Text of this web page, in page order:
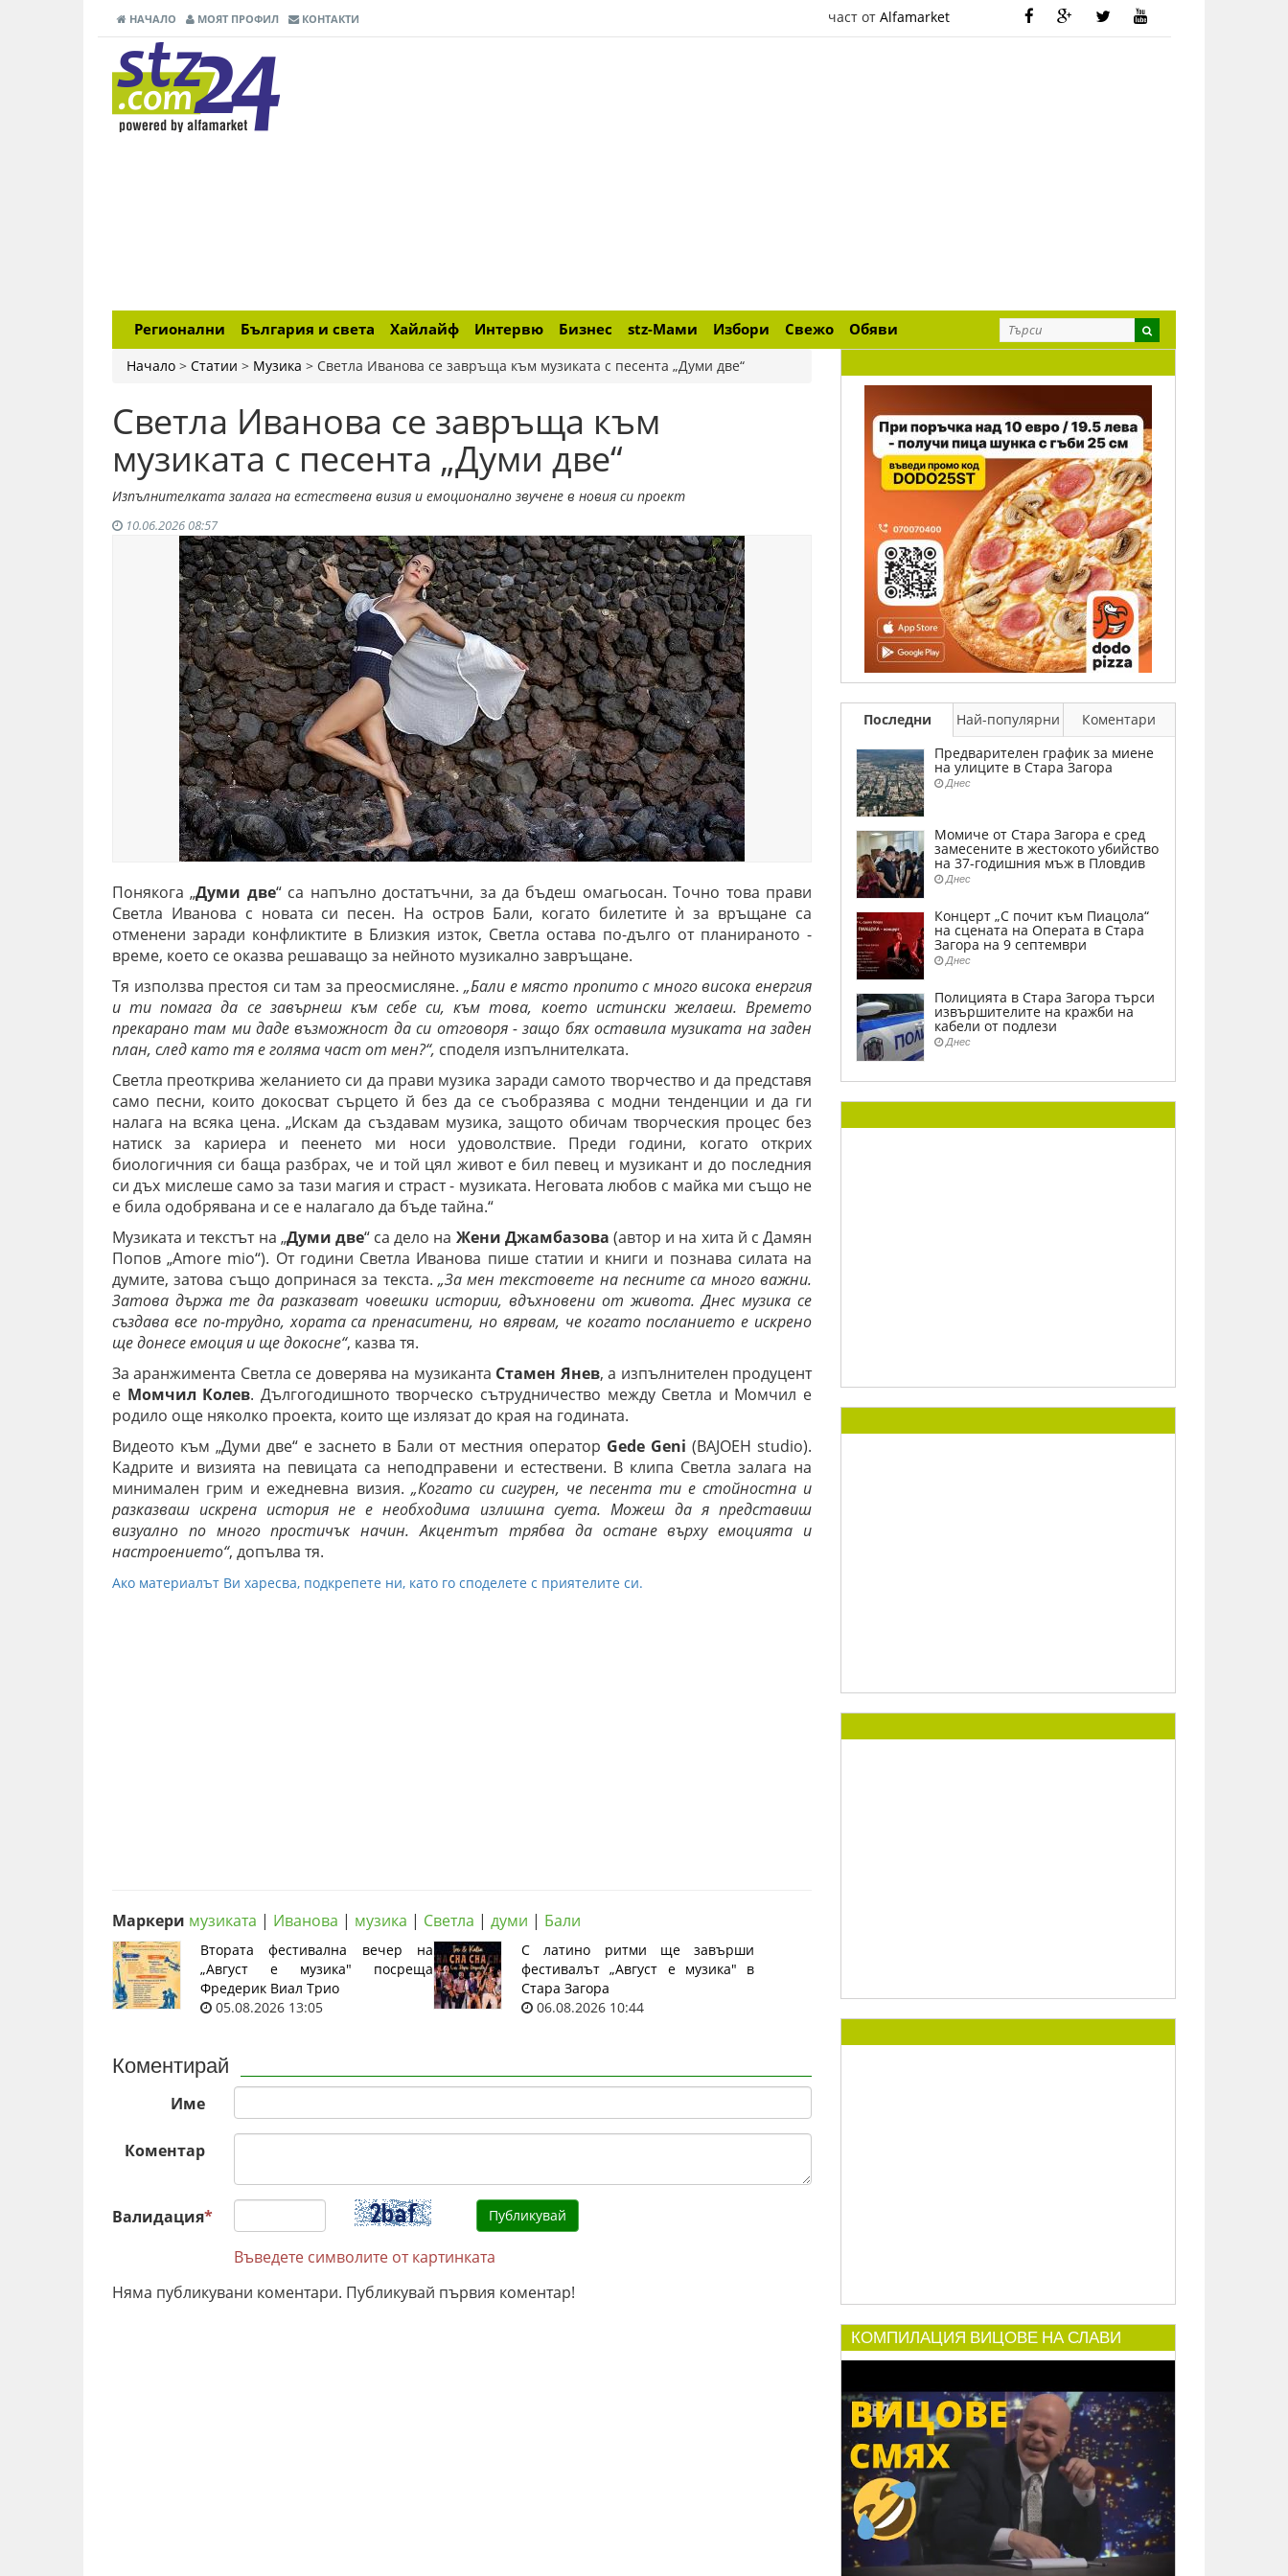
НАЧАЛО МОЯТ ПРОФИЛ КОНТАКТИ част от Alfamarket
Регионални България и света Хайлайф Интервю Бизнес stz-Мами Избори Свежо Обяви
Начало > Статии > Музика > Светла Иванова се завръща към музиката с песента „Думи две“
Светла Иванова се завръща към
музиката с песента „Думи две“
Изпълнителката залага на естествена визия и емоционално звучене в новия си проект
10.06.2026 08:57
Понякога „Думи две“ са напълно достатъчни, за да бъдеш омагьосан. Точно това прави
Светла Иванова с новата си песен. На остров Бали, когато билетите ѝ за връщане са
отменени заради конфликтите в Близкия изток, Светла остава по-дълго от планираното -
време, което се оказва решаващо за нейното музикално завръщане.
Тя използва престоя си там за преосмисляне. „Бали е място пропито с много висока енергия
и ти помага да се завърнеш към себе си, към това, което истински желаеш. Времето
прекарано там ми даде възможност да си отговоря - защо бях оставила музиката на заден
план, след като тя е голяма част от мен?“, споделя изпълнителката.
Светла преоткрива желанието си да прави музика заради самото творчество и да представя
само песни, които докосват сърцето й без да се съобразява с модни тенденции и да ги
налага на всяка цена. „Искам да създавам музика, защото обичам творческия процес без
натиск за кариера и пеенето ми носи удоволствие. Преди години, когато открих
биологичния си баща разбрах, че и той цял живот е бил певец и музикант и до последния
си дъх мислеше само за тази магия и страст - музиката. Неговата любов с майка ми също не
е била одобрявана и се е налагало да бъде тайна.“
Музиката и текстът на „Думи две“ са дело на Жени Джамбазова (автор и на хита й с Дамян
Попов „Amore mio“). От години Светла Иванова пише статии и книги и познава силата на
думите, затова също допринася за текста. „За мен текстовете на песните са много важни.
Затова държа те да разказват човешки истории, вдъхновени от живота. Днес музика се
създава все по-трудно, хората са пренаситени, но вярвам, че когато посланието е искрено
ще донесе емоция и ще докосне“, казва тя.
За аранжимента Светла се доверява на музиканта Стамен Янев, а изпълнителен продуцент
е Момчил Колев. Дългогодишното творческо сътрудничество между Светла и Момчил е
родило още няколко проекта, които ще излязат до края на годината.
Видеото към „Думи две“ е заснето в Бали от местния оператор Gede Geni (BAJOEH studio).
Кадрите и визията на певицата са неподправени и естествени. В клипа Светла залага на
минимален грим и ежедневна визия. „Когато си сигурен, че песента ти е стойностна и
разказваш искрена история не е необходима излишна суета. Можеш да я представиш
визуално по много простичък начин. Акцентът трябва да остане върху емоцията и
настроението“, допълва тя.
Ако материалът Ви харесва, подкрепете ни, като го споделете с приятелите си.
Маркери музиката | Иванова | музика | Светла | думи | Бали
Втората фестивална вечер на
„Август е музика" посреща
Фредерик Виал Трио
05.08.2026 13:05
С латино ритми ще завърши
фестивалът „Август е музика" в
Стара Загора
06.08.2026 10:44
Коментирай
Име
Коментар
Валидация*
Въведете символите от картинката
Няма публикувани коментари. Публикувай първия коментар!
Последни Най-популярни
Коментари
Предварителен график за миене
на улиците в Стара Загора
Днес
Момиче от Стара Загора е сред
замесените в жестокото убийство
на 37-годишния мъж в Пловдив
Днес
Концерт „С почит към Пиацола“
на сцената на Операта в Стара
Загора на 9 септември
Днес
Полицията в Стара Загора търси
извършителите на кражби на
кабели от подлези
Днес
КОМПИЛАЦИЯ ВИЦОВЕ НА СЛАВИ